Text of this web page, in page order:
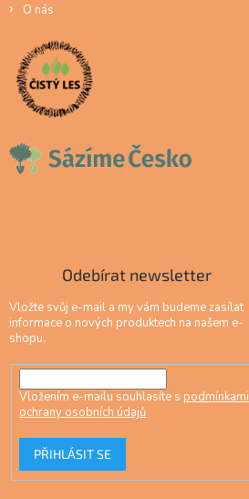
O nás
Odebírat newsletter
Vložte svůj e-mail a my vám budeme zasílat
informace o nových produktech na našem e-
shopu.
Vložením e-mailu souhlasíte s podmínkami
ochrany osobních údajů
PŘIHLÁSIT SE